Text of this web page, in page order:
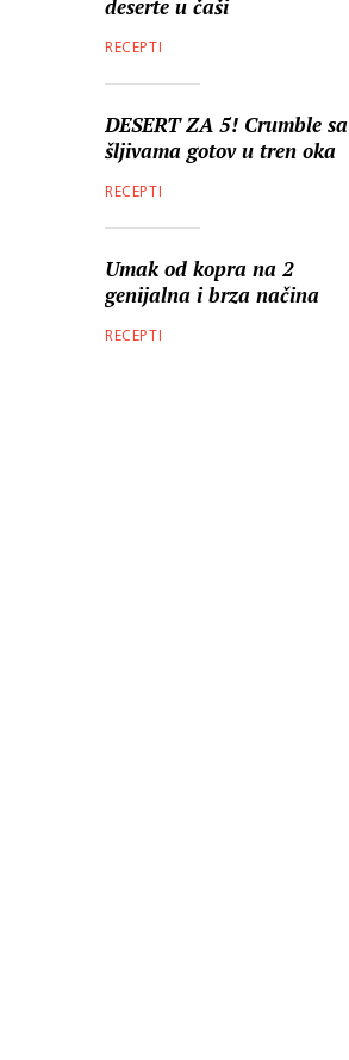
deserte u čaši
RECEPTI
DESERT ZA 5! Crumble sa
šljivama gotov u tren oka
RECEPTI
Umak od kopra na 2
genijalna i brza načina
RECEPTI